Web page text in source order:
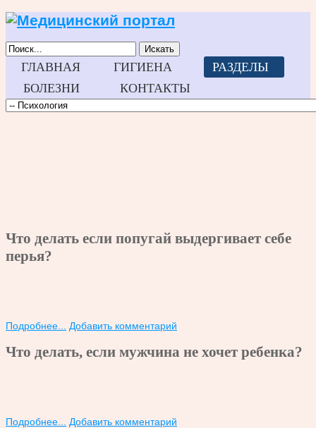
Искать
ГЛАВНАЯ ГИГИЕНА
РАЗДЕЛЫ
БОЛЕЗНИ
КОНТАКТЫ
Что делать если попугай выдергивает себе
перья?
Подробнее... Добавить комментарий
Что делать, если мужчина не хочет ребенка?
Подробнее... Добавить комментарий